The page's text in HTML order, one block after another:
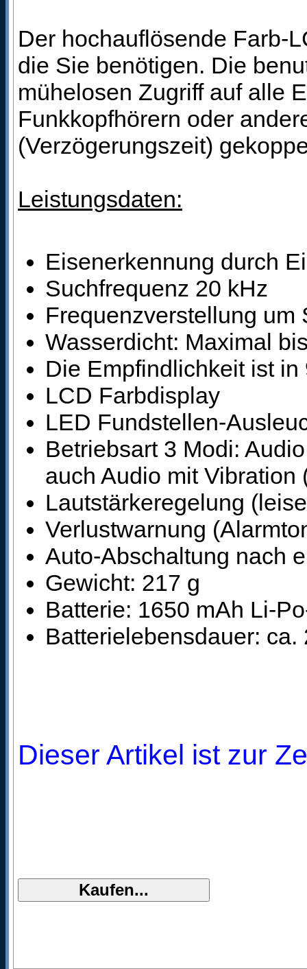
Der hochauflösende Farb-
die Sie benötigen. Die
mühelosen Zugriff auf alle
Funkkopfhörern oder
(Verzögerungszeit)
Leistungsdaten:
Eisenerkennung durch
Suchfrequenz 20 kHz
Frequenzverstellung um
Wasserdicht: Maximal
Die Empfindlichkeit ist
LCD Farbdisplay
LED Fundstellen-
Betriebsart 3 Modi:
auch Audio mit Vibration
Lautstärkeregelung
Verlustwarnung
Auto-Abschaltung nach
Gewicht: 217 g
Batterie: 1650 mAh Li-
Batterielebensdauer:
Dieser Artikel ist zur